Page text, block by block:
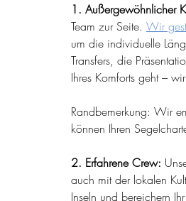
1. Außergewöhnlicher
Team zur Seite. Wir
um die individuelle
Transfers, die
Ihres Komforts geht –
Randbemerkung: Wir
können Ihren
2. Erfahrene Crew:
auch mit der lokalen
Inseln und bereichern